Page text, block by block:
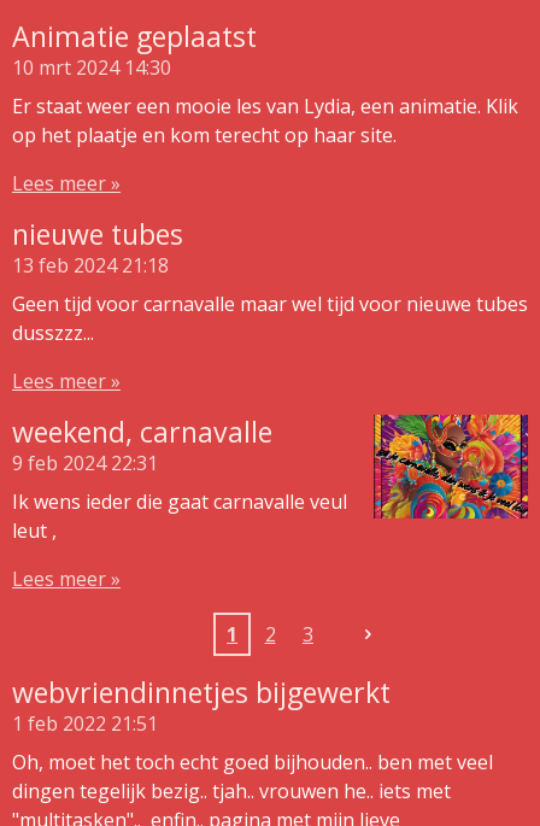
Animatie geplaatst
10 mrt 2024 14:30
Er staat weer een mooie les van Lydia, een animatie. Klik
op het plaatje en kom terecht op haar site.
Lees meer »
nieuwe tubes
13 feb 2024 21:18
Geen tijd voor carnavalle maar wel tijd voor nieuwe tubes
dusszzz...
Lees meer »
weekend, carnavalle
9 feb 2024 22:31
Ik wens ieder die gaat carnavalle veul
leut ,
Lees meer »
1 2 3
webvriendinnetjes bijgewerkt
1 feb 2022 21:51
Oh, moet het toch echt goed bijhouden.. ben met veel
dingen tegelijk bezig.. tjah.. vrouwen he.. iets met
"multitasken".. enfin.. pagina met mijn lieve